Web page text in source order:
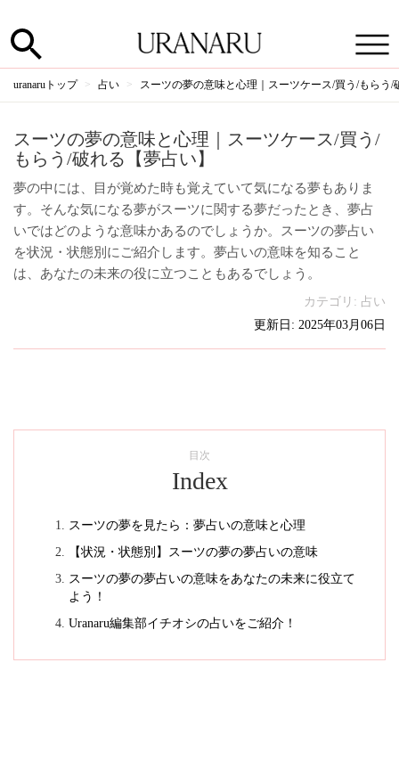
uranaruトップ 占い スーツの夢の意味と心理｜スーツケース/買う/もらう/
スーツの夢の意味と心理｜スーツケース/買う/
もらう/破れる【夢占い】
夢の中には、目が覚めた時も覚えていて気になる夢もありま
す。そんな気になる夢がスーツに関する夢だったとき、夢占
いではどのような意味かあるのでしょうか。スーツの夢占い
を状況・状態別にご紹介します。夢占いの意味を知ること
は、あなたの未来の役に立つこともあるでしょう。
カテゴリ: 占い
更新日: 2025年03月06日
目次
Index
スーツの夢を見たら：夢占いの意味と心理
【状況・状態別】スーツの夢の夢占いの意味
スーツの夢の夢占いの意味をあなたの未来に役立て
よう！
Uranaru編集部イチオシの占いをご紹介！